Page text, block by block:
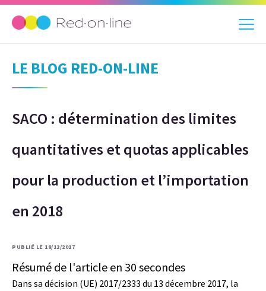
LE BLOG RED-ON-LINE
SACO : détermination des limites
quantitatives et quotas applicables
pour la production et l’importation
en 2018
PUBLIÉ LE 18/12/2017
Résumé de l'article en 30 secondes
Dans sa décision (UE) 2017/2333 du 13 décembre 2017, la